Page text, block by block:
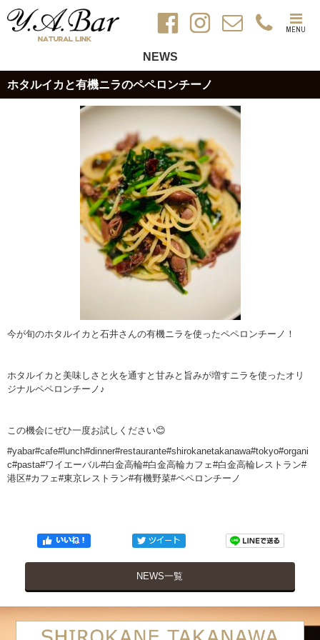
MENU
NEWS
ホタルイカと有機ニラのペペロンチーノ
今が旬のホタルイカと石井さんの有機ニラを使ったペペロンチーノ！
ホタルイカと美味しさと火を通すと甘みと旨みが増すニラを使ったオリ
ジナルペペロンチーノ♪
この機会にぜひ一度お試しください😊
#yabar#cafe#lunch#dinner#restaurante#shirokanetakanawa#tokyo#organi
c#pasta#ワイエーバル#白金高輪#白金高輪カフェ#白金高輪レストラン#
港区#カフェ#東京レストラン#有機野菜#ペペロンチーノ
NEWS一覧